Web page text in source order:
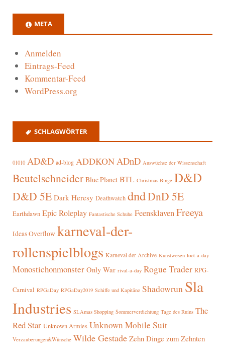
META
Anmelden
Eintrags-Feed
Kommentar-Feed
WordPress.org
SCHLAGWÖRTER
01010 AD&D ad-blog ADDKONADnD Auswüchse der Wissenschaft
Beutelschneider Blue Planet BTL Christmas Binge D&D
D&D 5E Dark Heresy Deathwatch dndDnD 5E
Earthdawn Epic Roleplay Fantastische Schuhe FeensklavenFreeya
Ideas Overflow karneval-der-
rollenspielblogs Karneval der Archive Kunstwesen loot-a-day
Monostichonmonster Only War rival-a-day Rogue Trader RPG-
Carnival RPGaDay RPGaDay2019 Schiffe und Kapitäne Shadowrun Sla
Industries SLAmas Shopping Sommerverdichtung Tage des Ruins The
Red Star Unknown Armies Unknown Mobile Suit
Verzauberungen&Wünsche Wilde Gestade Zehn Dinge zum Zehnten